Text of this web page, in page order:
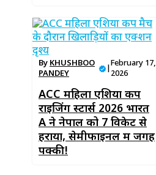
By KHUSHBOO
PANDEY
|February 17,
2026
ACC महिला एशिया कप
राइजिंग स्टार्स 2026 भारत
A ने नेपाल को 7 विकेट से
हराया, सेमीफाइनल में जगह
पक्की!